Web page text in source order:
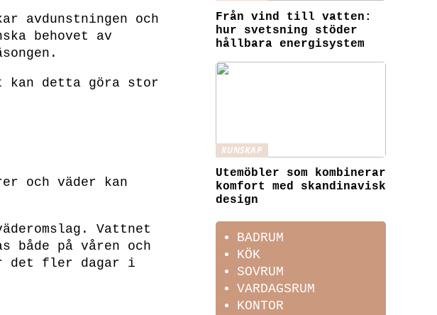
avdunstningen och
behovet av
kan detta göra stor
och väder kan
Vattnet
både på våren och
det fler dagar i
Från vind till vatten:
hur svetsning stöder
hållbara energisystem
KUNSKAP
Utemöbler som kombinerar
komfort med skandinavisk
design
BADRUM
KÖK
SOVRUM
VARDAGSRUM
KONTOR